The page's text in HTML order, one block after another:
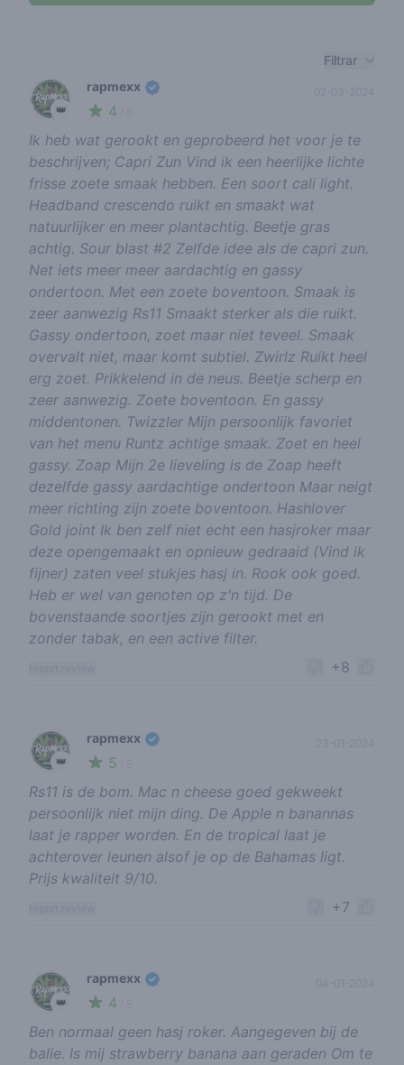
Filtrar
👑
rapmexx
4
02-03-2024
Ik heb wat gerookt en geprobeerd het voor je te
beschrijven; Capri Zun Vind ik een heerlijke lichte
frisse zoete smaak hebben. Een soort cali light.
Headband crescendo ruikt en smaakt wat
natuurlijker en meer plantachtig. Beetje gras
achtig. Sour blast #2 Zelfde idee als de capri zun.
Net iets meer meer aardachtig en gassy
ondertoon. Met een zoete boventoon. Smaak is
zeer aanwezig Rs11 Smaakt sterker als die ruikt.
Gassy ondertoon, zoet maar niet teveel. Smaak
overvalt niet, maar komt subtiel. Zwirlz Ruikt heel
erg zoet. Prikkelend in de neus. Beetje scherp en
zeer aanwezig. Zoete boventoon. En gassy
middentonen. Twizzler Mijn persoonlijk favoriet
van het menu Runtz achtige smaak. Zoet en heel
gassy. Zoap Mijn 2e lieveling is de Zoap heeft
dezelfde gassy aardachtige ondertoon Maar neigt
meer richting zijn zoete boventoon. Hashlover
Gold joint Ik ben zelf niet echt een hasjroker maar
deze opengemaakt en opnieuw gedraaid (Vind ik
fijner) zaten veel stukjes hasj in. Rook ook goed.
Heb er wel van genoten op z'n tijd. De
bovenstaande soortjes zijn gerookt met en
zonder tabak, en een active filter.
+8
👑
rapmexx
5
23-01-2024
Rs11 is de bom. Mac n cheese goed gekweekt
persoonlijk niet mijn ding. De Apple n banannas
laat je rapper worden. En de tropical laat je
achterover leunen alsof je op de Bahamas ligt.
Prijs kwaliteit 9/10.
+7
👑
rapmexx
4
Ben normaal geen hasj roker. Aangegeven bij de
balie. Is mij strawberry banana aan geraden Om te